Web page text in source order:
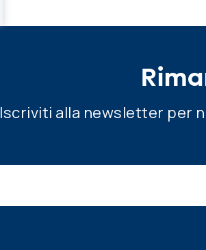
Iscriviti alla newsletter per